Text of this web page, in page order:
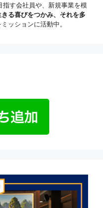
指す会社員や、新規事業を模
きる喜びをつかみ、それを多
ミッションに活動中。